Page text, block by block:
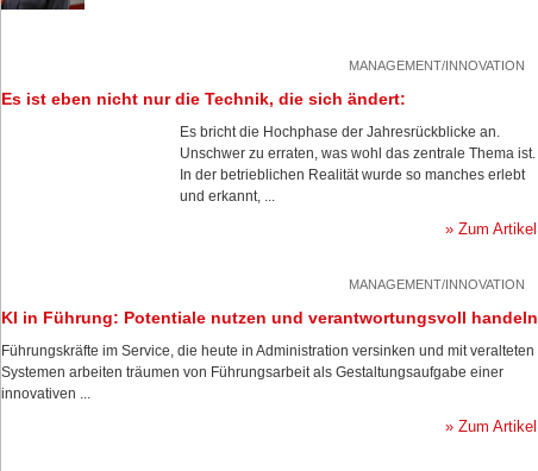
MANAGEMENT/INNOVATION
Es ist eben nicht nur die Technik, die sich ändert:
Es bricht die Hochphase der Jahresrückblicke an.
Unschwer zu erraten, was wohl das zentrale Thema ist.
In der betrieblichen Realität wurde so manches erlebt
und erkannt, ...
» Zum Artikel
MANAGEMENT/INNOVATION
KI in Führung: Potentiale nutzen und verantwortungsvoll handeln
Führungskräfte im Service, die heute in Administration versinken und mit veralteten
Systemen arbeiten träumen von Führungsarbeit als Gestaltungsaufgabe einer
innovativen ...
» Zum Artikel